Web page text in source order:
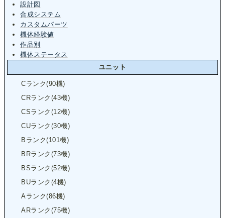
設計図
合成システム
カスタムパーツ
機体経験値
作品別
機体ステータス
ユニット
Cランク(90機)
CRランク(43機)
CSランク(12機)
CUランク(30機)
Bランク(101機)
BRランク(73機)
BSランク(52機)
BUランク(4機)
Aランク(86機)
ARランク(75機)